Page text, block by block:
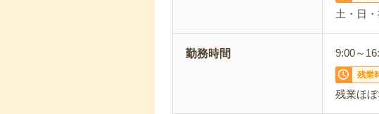
土・日
勤務時間 9:00～
残業
残業ほぼ